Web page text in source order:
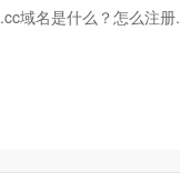
.cc域名是什么？怎么注